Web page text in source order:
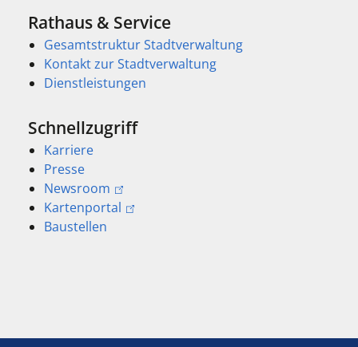
Rathaus & Service
Gesamtstruktur Stadtverwaltung
Kontakt zur Stadtverwaltung
Dienstleistungen
Schnellzugriff
Karriere
Presse
Newsroom
Kartenportal
Baustellen